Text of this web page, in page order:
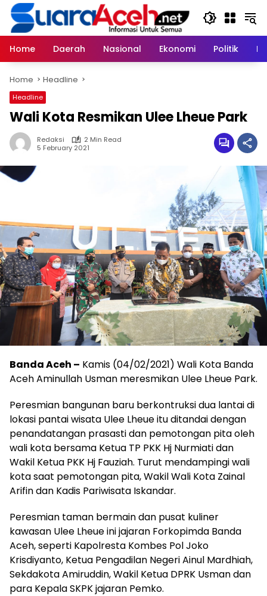
Skip
content
Home
Daerah Nasional Ekonomi Politik
Home Headline
Headline
Wali Kota Resmikan Ulee Lheue Park
Redaksi
2 Min Read
5 February 2021
Banda Aceh – Kamis (04/02/2021) Wali Kota Banda
Aceh Aminullah Usman meresmikan Ulee Lheue Park.
Peresmian bangunan baru berkontruksi dua lantai di
lokasi pantai wisata Ulee Lheue itu ditandai dengan
penandatangan prasasti dan pemotongan pita oleh
wali kota bersama Ketua TP PKK Hj Nurmiati dan
Wakil Ketua PKK Hj Fauziah. Turut mendampingi wali
kota saat pemotongan pita, Wakil Wali Kota Zainal
Arifin dan Kadis Pariwisata Iskandar.
Peresmian taman bermain dan pusat kuliner
kawasan Ulee Lheue ini jajaran Forkopimda Banda
Aceh, seperti Kapolresta Kombes Pol Joko
Krisdiyanto, Ketua Pengadilan Negeri Ainul Mardhiah,
Sekdakota Amiruddin, Wakil Ketua DPRK Usman dan
para Kepala SKPK jajaran Pemko.